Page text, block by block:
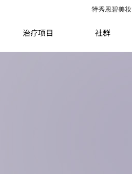
特秀恩碧美妆
治疗项目 社群